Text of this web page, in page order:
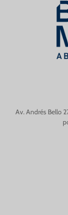
Av. Andrés Bello